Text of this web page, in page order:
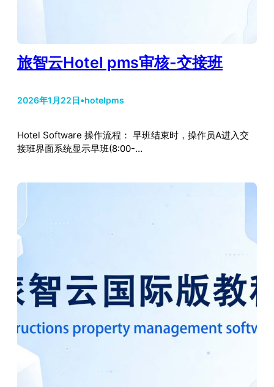
旅智云Hotel pms审核-交接班
2026年1月22日•hotelpms
Hotel Software 操作流程： 早班结束时，操作员A进入交
接班界面系统显示早班(8:00-…